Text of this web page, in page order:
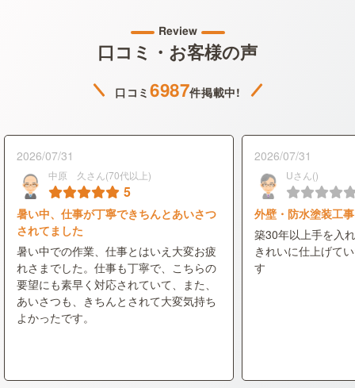
Review
口コミ・お客様の声
口コミ6987件掲載中!
2026/07/31
中原 久さん(70代以上)
5
暑い中、仕事が丁寧できちんとあいさつ
されてました
暑い中での作業、仕事とはいえ大変お疲
れさまでした。仕事も丁寧で、こちらの
要望にも素早く対応されていて、また、
あいさつも、きちんとされて大変気持ち
よかったです。
2026/07/31
Uさん()
外壁・防水塗装工事
築30年以上手を入
きれいに仕上げて
す